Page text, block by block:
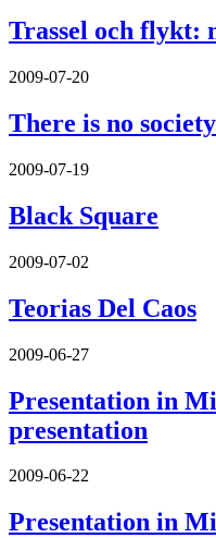
Trassel och flykt:
2009-07-20
There is no society
2009-07-19
Black Square
2009-07-02
Teorias Del Caos
2009-06-27
Presentation in
presentation
2009-06-22
Presentation in